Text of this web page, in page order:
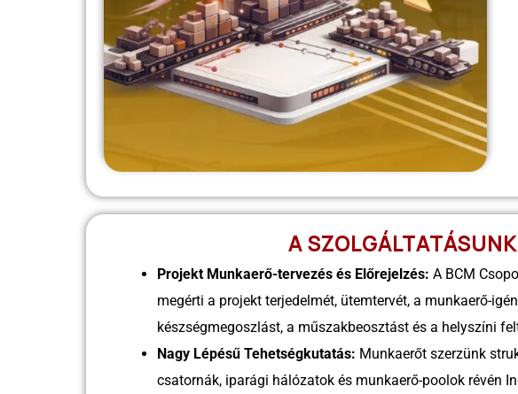
A
Projekt Munkaerő-tervezés és Előrejelzés: A BCM
megérti a projekt terjedelmét, ütemtervét, a munkaerő-
készségmegoszlást, a műszakbeosztást és a helyszíni
Nagy Lépésű Tehetségkutatás: Munkaerőt szerzünk
csatornák, iparági hálózatok és munkaerő-poolok révén